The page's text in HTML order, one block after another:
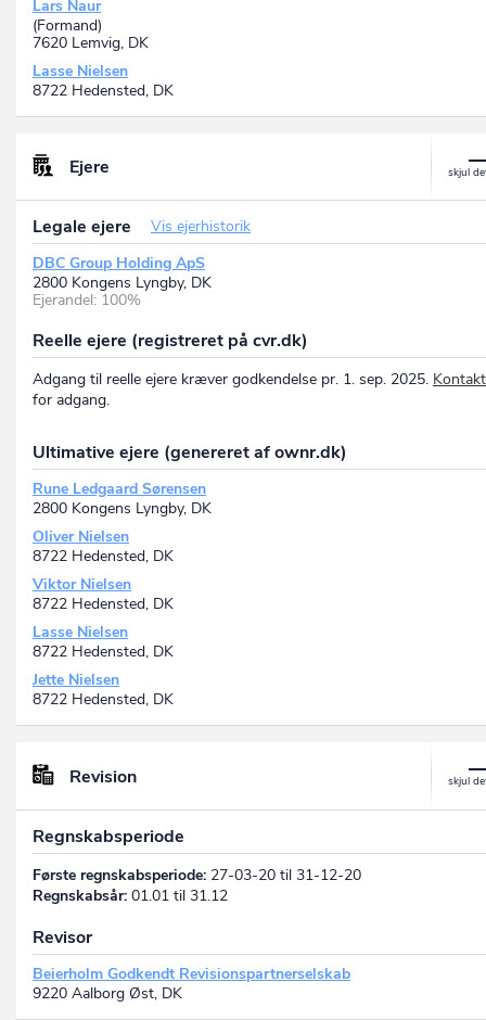
Lars Naur
(Formand)
7620 Lemvig, DK
Lasse Nielsen
8722 Hedensted, DK
Ejere
Legale ejere
Vis ejerhistorik
DBC Group Holding ApS
2800 Kongens Lyngby, DK
Ejerandel: 100%
Reelle ejere (registreret på cvr.dk)
Adgang til reelle ejere kræver godkendelse pr. 1. sep. 2025.
for adgang.
Ultimative ejere (genereret af ownr.dk)
Rune Ledgaard Sørensen
2800 Kongens Lyngby, DK
Oliver Nielsen
8722 Hedensted, DK
Viktor Nielsen
8722 Hedensted, DK
Lasse Nielsen
8722 Hedensted, DK
Jette Nielsen
8722 Hedensted, DK
Revision
Regnskabsperiode
Første regnskabsperiode: 27-03-20 til 31-12-20
Regnskabsår: 01.01 til 31.12
Revisor
Beierholm Godkendt Revisionspartnerselskab
9220 Aalborg Øst, DK